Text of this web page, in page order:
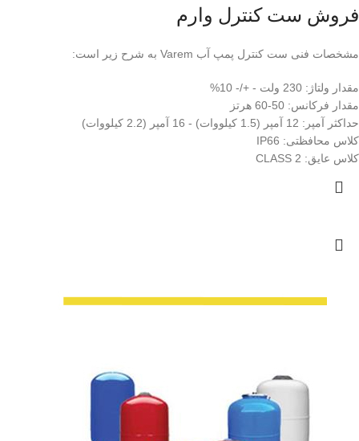
فروش ست کنترل وارم
مشخصات فنی ست کنترل پمپ آب Varem به شرح زیر است:
مقدار ولتاژ: 230 ولت - +/- 10%
مقدار فرکانس: 50-60 هرتز
حداکثر آمپر: 12 آمپر (1.5 کیلووات) - 16 آمپر (2.2 کیلووات)
کلاس محافظتی: IP66
کلاس عایق: CLASS 2